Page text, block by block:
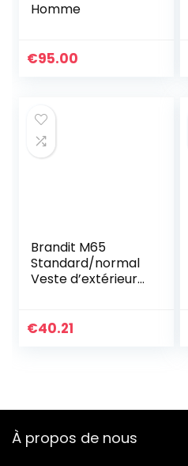
Homme
€95.00
Brandit M65
Standard/normal
Veste d’extérieur
€40.21
À propos de nous